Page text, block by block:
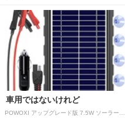
車用ではないけれど
POWOXI アップグレード版 7.5W ソーラーバッテリートリクルチャージャーメンテナー 12V ポータブル防水ソーラーパネル トリクル充電キット 車、自動車、オートバイ、ボート、マリン、RV、トレーラー、スノーモービルなど用